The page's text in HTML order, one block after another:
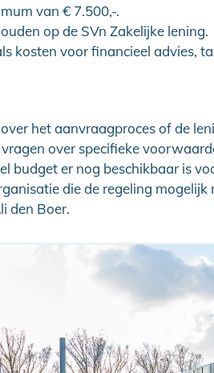
van € 7.500,-.
op de SVn Zakelijke lening.
kosten voor financieel advies,
het aanvraagproces of de
over specifieke
budget er nog beschikbaar is
die de regeling mogelijk
den Boer.